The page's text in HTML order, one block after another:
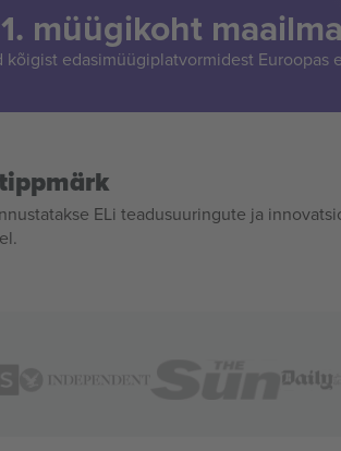
müügikoht
edasimüügiplatvormidest Euroopas
ELi teadusuuringute ja